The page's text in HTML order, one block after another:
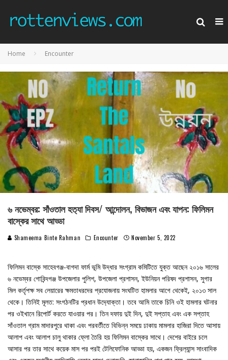
Home Encounter
৬ নভেম্বর: সাঁওতাল হত‍্যা দিবস/ আন্দোলন, বিভাজন এবং যাপন: ফিলিমন
বাস্কের সাথে আড্ডা
Shameema Binte Rahman Encounter November 5, 2022
ফিলিমন বাস্কে সাহেবগঞ্জ-বাগদা ফার্ম ভূমি উদ্ধার সংগ্রাম কমিটিতে যুক্ত আছেন ২০১৬ সালের
৬ নভেম্বর গোবিন্দগঞ্জ উপজেলার পুলিশ, উপজেলা প্রশাসন, ইউনিয়ন পরিষদ প্রশাসন, সুগার
মিল কর্তৃপক্ষ সব লেয়ারের ক্ষমতাধরদের প্রযোজনায় সংঘটিত হামলার আগে থেকেই, ২০১৩ সাল
থেকে। তিনিই মূলত: সংগঠনটির প্রধান উদ‍্যোক্তা। তবে আমি তাকে চিনি ওই হামলার ঘটনার
পর ওইখানে রিপোর্ট করতে যাওয়ার পর। তিন দফায় দুই দিন, দুই সপ্তাহ এবং এক সপ্তাহ
সাঁওতাল গ্রাম মাদারপুরে থাকা এবং পরবর্তীতে বিভিন্ন সময়ে ঢাকায় মামলার হাজিরা দিতে আসায়
আলাপ এবং আলাপ চালু থাকার ফ্লো তৈরি হয় ফিলিমন বাস্কের সাথে। দেশের বাইরে চলে
আসার পর তার সাথে কয়েক মাস পর পরই টেলিফোনিক আড্ডা হয়, একজন ফ্রিল‍্যান্স সাংবাদিক